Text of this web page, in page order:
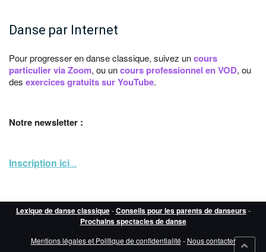
Danse par Internet
Pour progresser en danse classique, suivez uncours
particulier via Zoom, ou uncours professionnel en VOD, ou
des exercices gratuits sur YouTube.
Notre newsletter :
Inscription ici...
Lexique de danse classique-Conseils pour les parents de danseurs-
Prochains spectacles de danse
Mentions légales et Politique de confidentialité - Nous contacter